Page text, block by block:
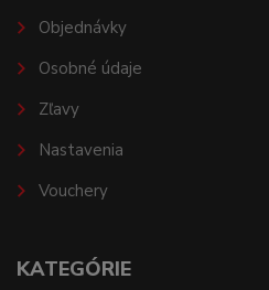
Objednávky
Osobné údaje
Zľavy
Nastavenia
Vouchery
KATEGÓRIE